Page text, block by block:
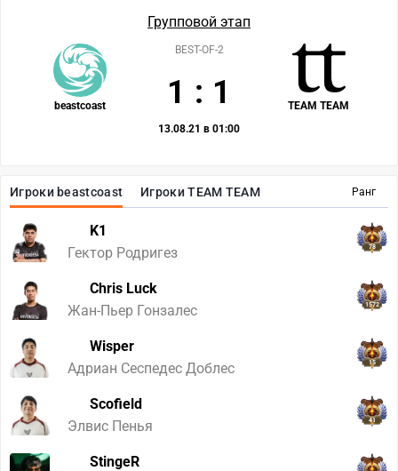
Ранг
Игроки beastcoast Игроки TEAM TEAM
K1
Гектор Родригез
78
Chris Luck
Жан-Пьер Гонзалес
1572
Wisper
Адриан Сеспедес Доблес
15
Scofield
Элвис Пенья
41
StingeR
Групповой этап
beastcoast TEAM TEAM
BEST-OF-2
1 : 1
13.08.21 в 01:00